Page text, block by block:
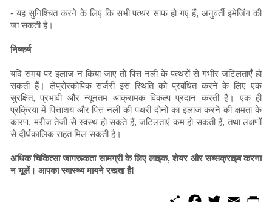
- यह सुनिश्चित करने के लिए कि सभी पत्थर साफ हो गए हैं, अनुवर्ती इमेजिंग की
जा सकती है।
निष्कर्ष
यदि समय पर इलाज न किया जाए तो पित्त नली के पत्थरों से गंभीर जटिलताएँ हो
सकती हैं। लेप्रोस्कोपिक सर्जरी इस स्थिति को प्रबंधित करने के लिए एक
सुरक्षित, प्रभावी और न्यूनतम आक्रामक विकल्प प्रदान करती है। एक ही
प्रक्रिया में पित्ताशय और पित्त नली की पथरी दोनों का इलाज करने की क्षमता के
कारण, मरीज तेजी से स्वस्थ हो सकते हैं, जटिलताएं कम हो सकती हैं, तथा लक्षणों
से दीर्घकालिक राहत मिल सकती है।
अधिक चिकित्सा जागरूकता सामग्री के लिए लाइक, शेयर और सब्सक्राइब करना
न भूलें। आपका स्वास्थ्य मायने रखता है!
S
E